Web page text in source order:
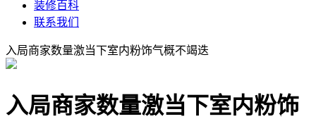
装修百科
联系我们
入局商家数量激当下室内粉饰气概不竭迭
入局商家数量激当下室内粉饰